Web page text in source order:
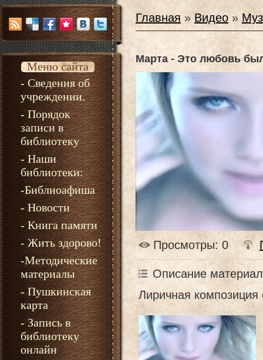
Меню сайта
- Сведения об
учреждении.
- Порядок
записи в
библиотеку
- Наши
библиотеки:
-Библиоафиша
- Новости
- Книга памяти
- Жить здорово!
-Методические
материалы
- Пушкинская
карта
- Запись в
библиотеку
онлайн
Главная »Видео »
Марта - Это любовь
Просмотры: 0
Описание
Лиричная